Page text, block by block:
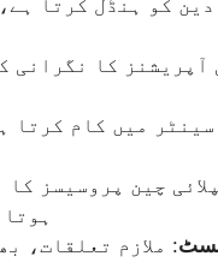
کو ہنڈل کرتا
آپریشنز کا نگرانی
میں کام کرتا
چین پروسیسز
: ملازم تعلقات،